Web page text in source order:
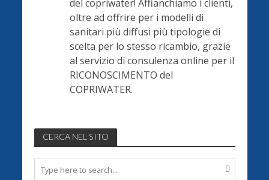
del copriwater! Affianchiamo i clienti,
oltre ad offrire per i modelli di
sanitari più diffusi più tipologie di
scelta per lo stesso ricambio, grazie
al servizio di consulenza online per il
RICONOSCIMENTO del
COPRIWATER.
CERCA NEL SITO